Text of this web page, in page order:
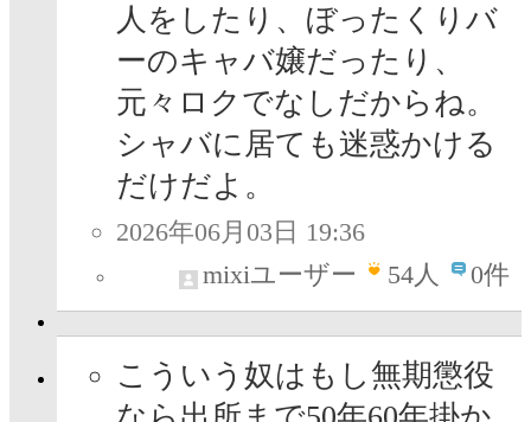
人をしたり、ぼったくりバ
ーのキャバ嬢だったり、
元々ロクでなしだからね。
シャバに居ても迷惑かける
だけだよ。
2026年06月03日 19:36
mixiユーザー
54人 0件
こういう奴はもし無期懲役